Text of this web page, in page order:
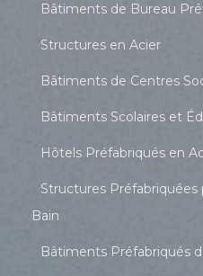
Bâtiments de Bureau
Structures en Acier
Bâtiments de Centres
Bâtiments Scolaires et
Hôtels Préfabriqués en
Structures Préfabriquées
Bain
Bâtiments Préfabriqués